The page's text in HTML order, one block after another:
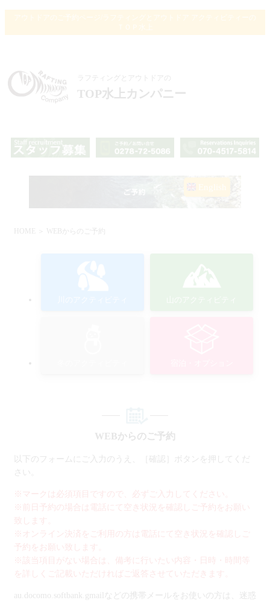
アウトドアのご予約ページ/ラフティングとアウトドア アクティビティーの
ラフティングとアウトドアの
TOP水上カンパニー
English
HOME ＞ WEBからのご予約
WEBからのご予約
以下のフォームにご入力のうえ、［確認］ボタンを押してくだ
さい。
※マークは必須項目ですので、必ずご入力してください。
※前日予約の場合は電話にて空き状況を確認しご予約をお願い
致します。
※オンライン決済をご利用の方は電話にて空き状況を確認しご
予約をお願い致します。
※該当項目がない場合は、備考に行いたい内容・日時・時間等
を詳しくご記載いただければご返答させていただきます。
au.docomo.softbank.gmailなどの携帯メールをお使いの方は、迷惑